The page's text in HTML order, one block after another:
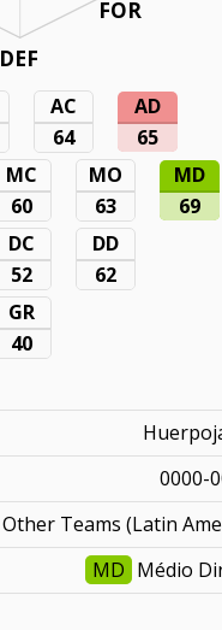
FOR
DEF
AC
64
AD
65
MC
60
MO
63
MD
69
DC
52
DD
62
GR
40
0000-
Other Teams (Latin
MD Médio